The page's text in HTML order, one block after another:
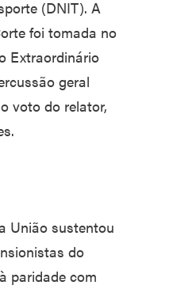
(DNIT). A
foi tomada no
Extraordinário
geral
voto do relator,
União sustentou
do
paridade com